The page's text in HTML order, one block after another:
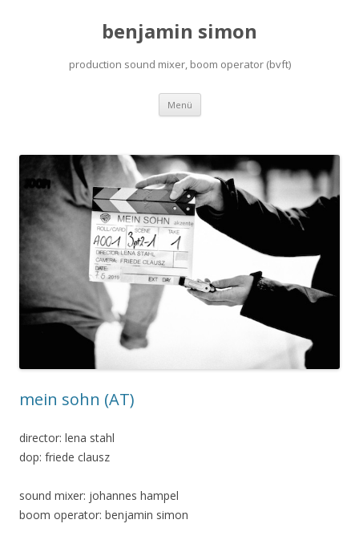
benjamin simon
production sound mixer, boom operator (bvft)
Menü Zum
springen
mein sohn (AT)
director: lena stahl
dop: friede clausz
sound mixer: johannes hampel
boom operator: benjamin simon